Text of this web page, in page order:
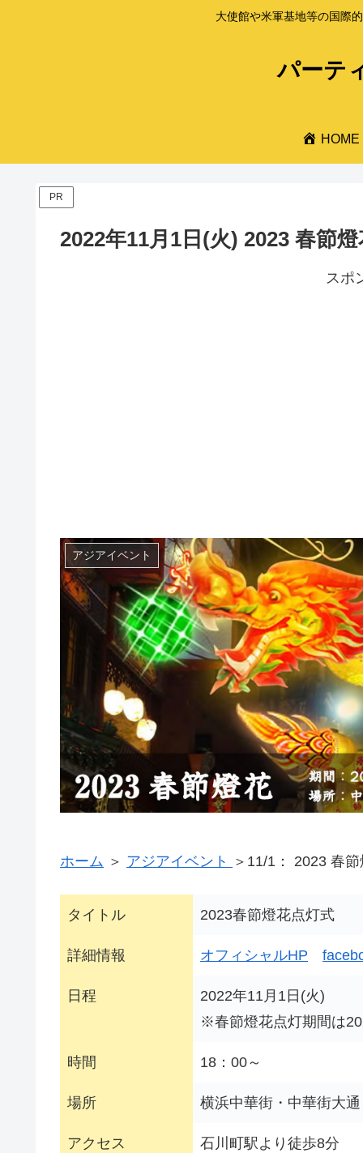
大使館や米軍基地等の国際
パーテ
HOME
PR
2022年11月1日(火) 2023 春節
スポ
アジアイベント
ホーム ＞ アジアイベント ＞11/1： 2023 春
タイトル 2023春節燈花点灯式
詳細情報 オフィシャルHP
日程
2022年11月1日(火)
※春節燈花点灯期間は
時間 18：00～
場所 横浜中華街・中華街大
アクセス
石川町駅より徒歩8分